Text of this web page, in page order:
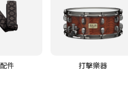
件 打擊樂器